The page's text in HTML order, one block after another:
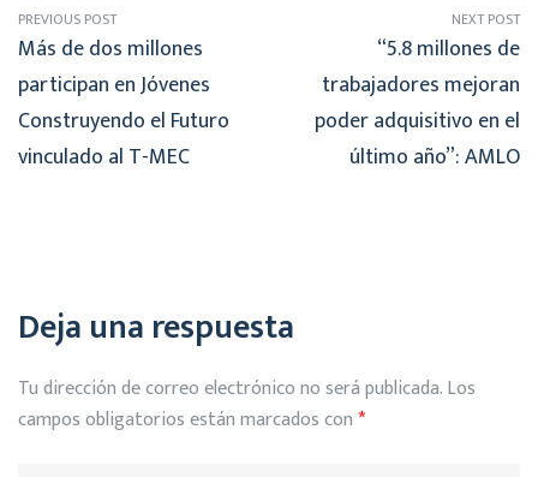
PREVIOUS POST
Más de dos millones
participan en Jóvenes
Construyendo el Futuro
vinculado al T-MEC
NEXT POST
“5.8 millones de
trabajadores mejoran
poder adquisitivo en el
último año”: AMLO
Deja una respuesta
Tu dirección de correo electrónico no será publicada.Los
campos obligatorios están marcados con*